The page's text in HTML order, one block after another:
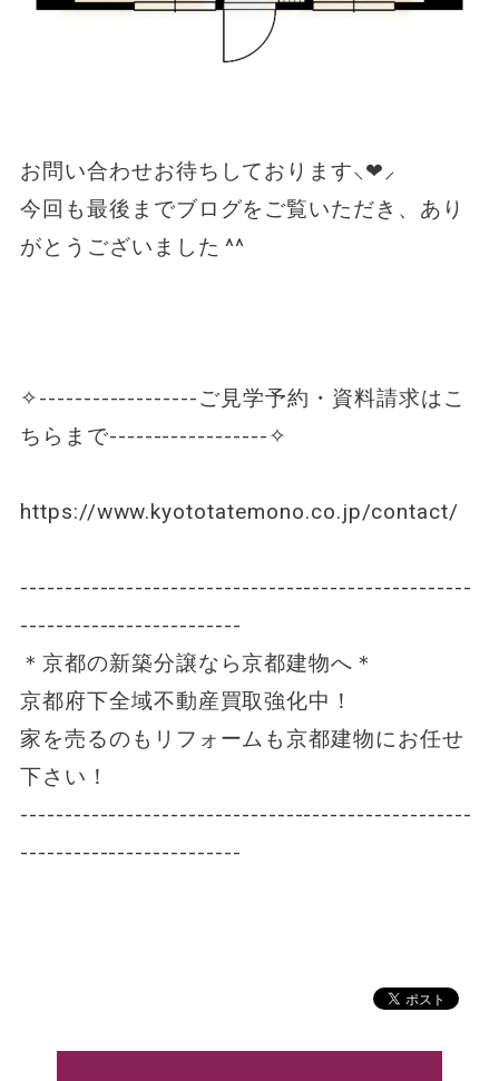
お問い合わせお待ちしております⸜❤︎⸝
今回も最後までブログをご覧いただき、あり
がとうございました ^^
✧------------------ご見学予約・資料請求はこ
ちらまで------------------✧
https://www.kyototatemono.co.jp/contact/
---------------------------------------------------
-------------------------
＊京都の新築分譲なら京都建物へ＊
京都府下全域不動産買取強化中！
家を売るのもリフォームも京都建物にお任せ
下さい！
---------------------------------------------------
-------------------------